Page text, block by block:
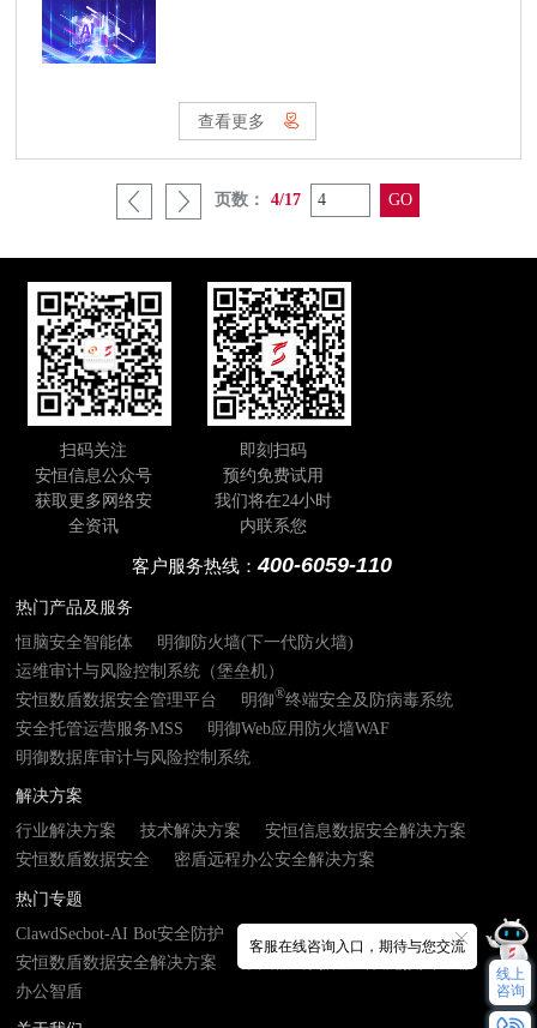
查看更多
页数： 4/17
扫码关注
安恒信息公众号
获取更多网络安
全资讯
即刻扫码
预约免费试用
我们将在24小时
内联系您
客户服务热线：400-6059-110
热门产品及服务
恒脑安全智能体
明御防火墙(下一代防火墙)
运维审计与风险控制系统（堡垒机）
安恒数盾数据安全管理平台
明御®终端安全及防病毒系统
安全托管运营服务MSS
明御Web应用防火墙WAF
明御数据库审计与风险控制系统
解决方案
行业解决方案
技术解决方案
安恒信息数据安全解决方案
安恒数盾数据安全
密盾远程办公安全解决方案
热门专题
ClawdSecbot-AI Bot安全防护
安恒数盾数据安全解决方案
办公智盾
客服在线咨询入口，期待与您交流
线上
咨询